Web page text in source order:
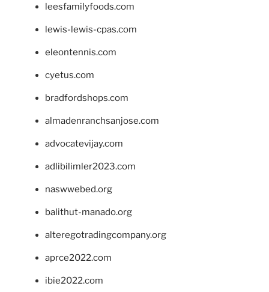
leesfamilyfoods.com
lewis-lewis-cpas.com
eleontennis.com
cyetus.com
bradfordshops.com
almadenranchsanjose.com
advocatevijay.com
adlibilimler2023.com
naswwebed.org
balithut-manado.org
alteregotradingcompany.org
aprce2022.com
ibie2022.com